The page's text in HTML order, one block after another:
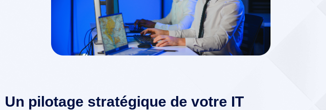
Un pilotage stratégique de votre IT